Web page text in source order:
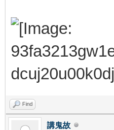
Find
講鬼故